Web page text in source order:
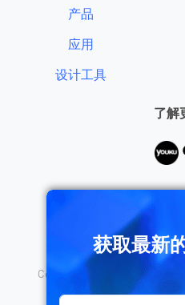
产品
应用
设计工具
了解
需
Copyright © 2026 Monolithic
获取最新